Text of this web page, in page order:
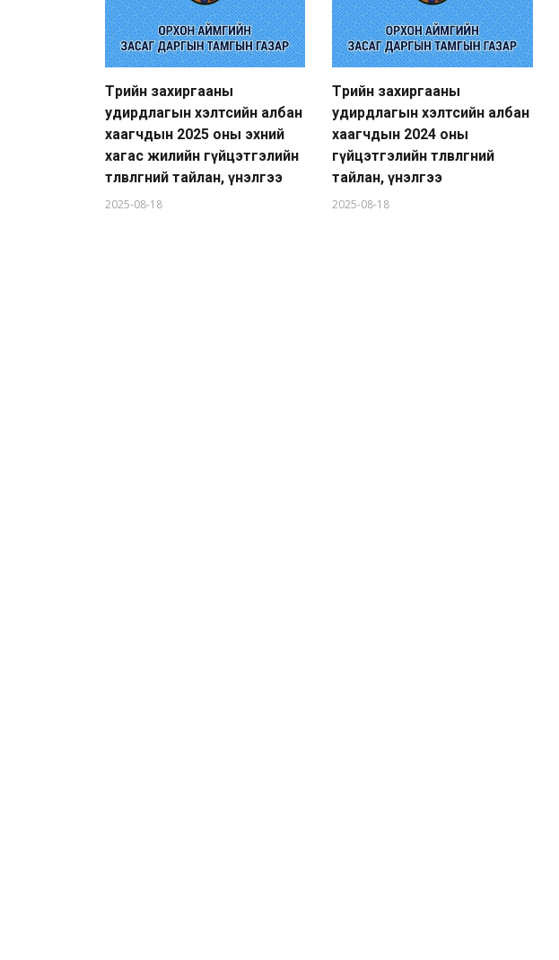
Төрийн захиргааны
удирдлагын хэлтсийн албан
хаагчдын 2025 оны эхний
хагас жилийн гүйцэтгэлийн
төлөвлөгөөний тайлан, үнэлгээ
2025-08-18
Төрийн захиргааны
удирдлагын хэлтсийн албан
хаагчдын 2024 оны
гүйцэтгэлийн төлөвлөгөөний
тайлан, үнэлгээ
2025-08-18